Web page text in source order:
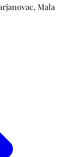
Mala